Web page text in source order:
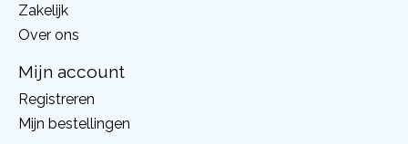
Zakelijk
Over ons
Mijn account
Registreren
Mijn bestellingen